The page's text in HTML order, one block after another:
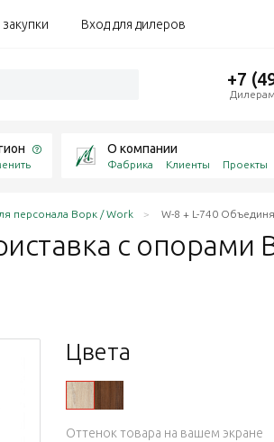
Вход для дилеров
+7
О компании
Фабрика Клиенты Проекты
персонала Ворк / Work W-8 + L-740
с опорами
Цвета
Оттенок товара на вашем экране